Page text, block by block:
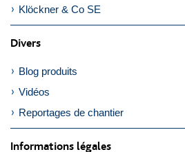
Klöckner & Co SE
Divers
Blog produits
Vidéos
Reportages de chantier
Informations légales